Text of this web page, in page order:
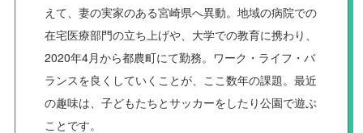
えて、妻の実家のある宮崎県へ異動。地域の病院での
在宅医療部門の立ち上げや、大学での教育に携わり、
2020年4月から都農町にて勤務。ワーク・ライフ・バ
ランスを良くしていくことが、ここ数年の課題。最近
の趣味は、子どもたちとサッカーをしたり公園で遊ぶ
ことです。